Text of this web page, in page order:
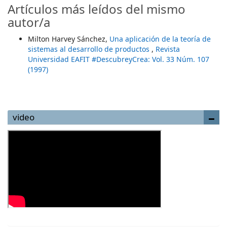
Artículos más leídos del mismo
autor/a
Milton Harvey Sánchez, Una aplicación de la teoría de
sistemas al desarrollo de productos , Revista
Universidad EAFIT #DescubreyCrea: Vol. 33 Núm. 107
(1997)
video